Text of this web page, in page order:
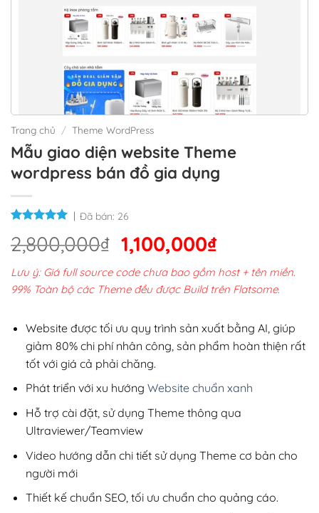
Trang chủ / Theme WordPress
Mẫu giao diện website Theme
wordpress bán đồ gia dụng
Đã bán: 26
2,800,000₫ Giá
gốc
là:
2,800,000₫.
1,100,000₫Giá
hiện
tại
1,100,000₫.
Lưu ý: Giá full source code chưa bao gồm host + tên miền.
99% Toàn bộ các Theme đều được Build trên Flatsome.
Website được tối ưu quy trình sản xuất bằng AI, giúp
giảm 80% chi phí nhân công, sản phẩm hoàn thiện rất
tốt với giá cả phải chăng.
Phát triển với xu hướng Website chuẩn xanh
Hỗ trợ cài đặt, sử dụng Theme thông qua
Ultraviewer/Teamview
Video hướng dẫn chi tiết sử dụng Theme cơ bản cho
người mới
Thiết kế chuẩn SEO, tối ưu chuẩn cho quảng cáo.